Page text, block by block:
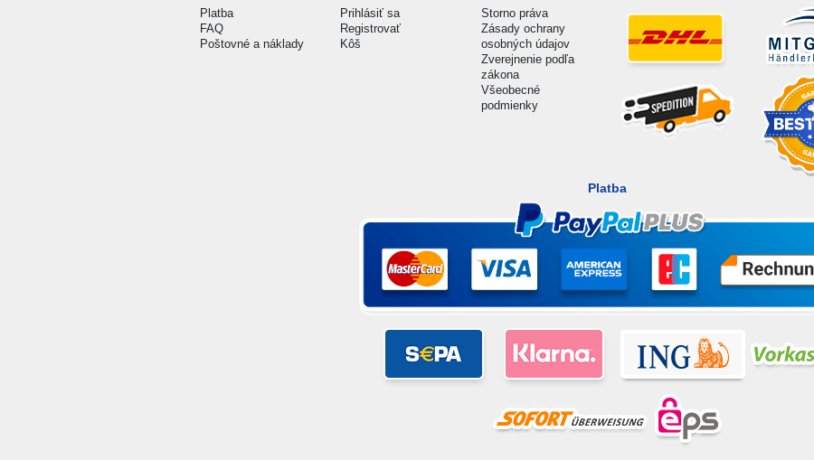
Platba
FAQ
Poštovné a náklady
Prihlásiť sa
Registrovať
Kôš
Storno práva
Zásady ochrany
osobných údajov
Zverejnenie podľa
zákona
Všeobecné
podmienky
Platba